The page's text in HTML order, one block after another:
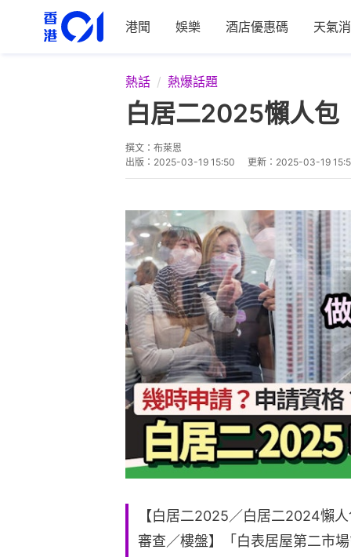
港聞 娛樂 酒店優惠碼 天氣
熱話 熱爆話題
白居二2025懶人
撰文： 布萊恩
出版： 2025-03-19 15:50 更新： 2025-03-19
【白居二2025／白居二2024懶
審查／樓盤】「白表居屋第二市